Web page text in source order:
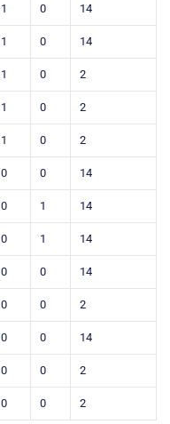
1 0 14
1 0 14
1 0 2
1 0 2
1 0 2
0 0 14
0 1 14
0 1 14
0 0 14
0 0 2
0 0 14
0 0 2
0 0 2